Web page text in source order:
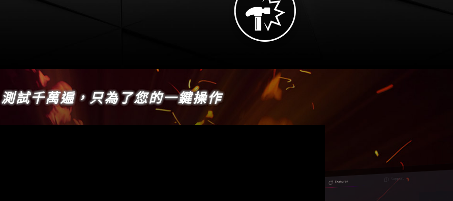
測試千萬遍，只為了您的一鍵操作